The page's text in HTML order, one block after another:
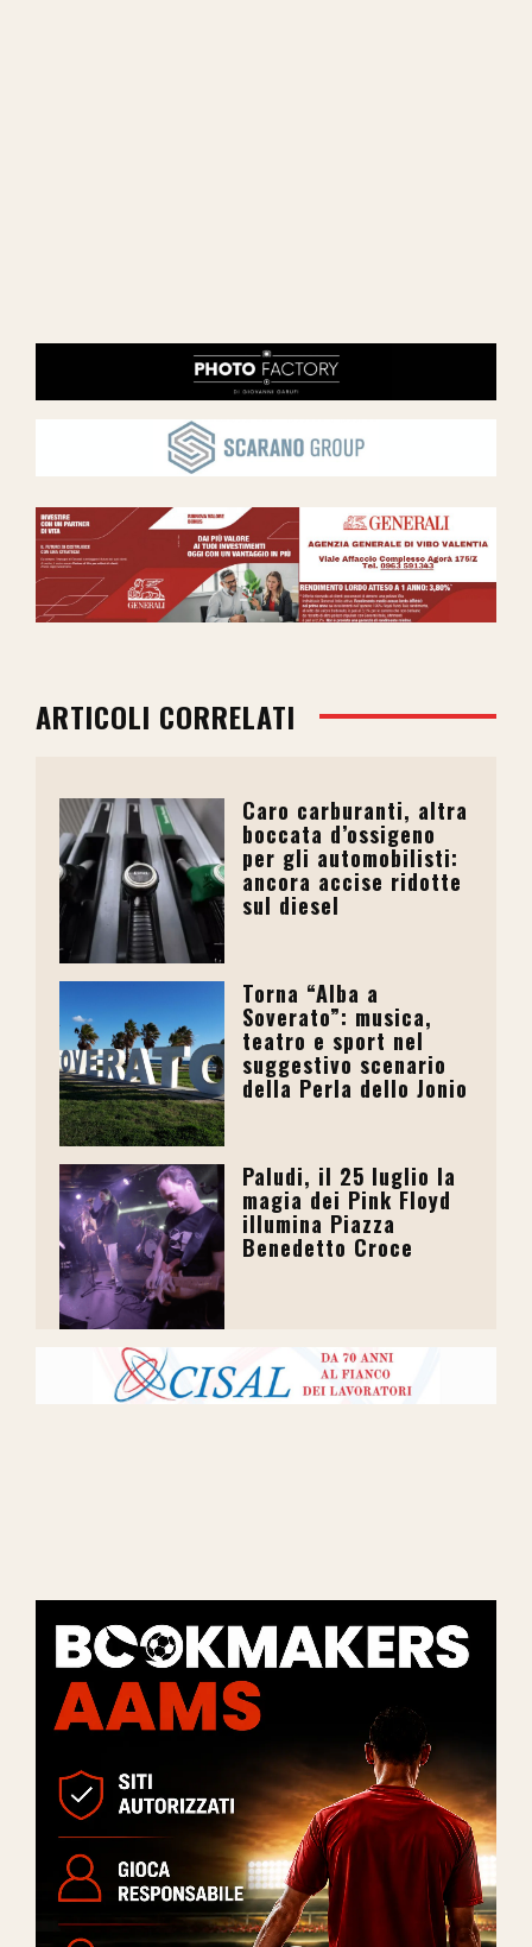
ARTICOLI CORRELATI
Caro carburanti, altra
boccata d’ossigeno
per gli automobilisti:
ancora accise ridotte
sul diesel
Torna “Alba a
Soverato”: musica,
teatro e sport nel
suggestivo scenario
della Perla dello Jonio
Paludi, il 25 luglio la
magia dei Pink Floyd
illumina Piazza
Benedetto Croce